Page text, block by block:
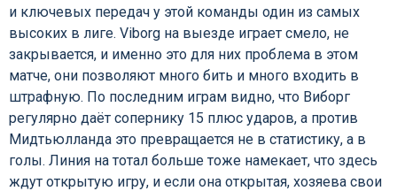
и ключевых передач у этой команды один из самых
высоких в лиге. Viborg на выезде играет смело, не
закрывается, и именно это для них проблема в этом
матче, они позволяют много бить и много входить в
штрафную. По последним играм видно, что Виборг
регулярно даёт сопернику 15 плюс ударов, а против
Мидтьюлланда это превращается не в статистику, а в
голы. Линия на тотал больше тоже намекает, что здесь
ждут открытую игру, и если она открытая, хозяева свои